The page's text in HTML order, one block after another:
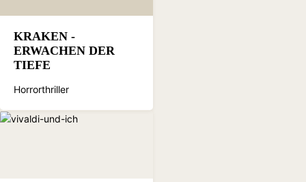
KRAKEN -
ERWACHEN DER
TIEFE
Horrorthriller